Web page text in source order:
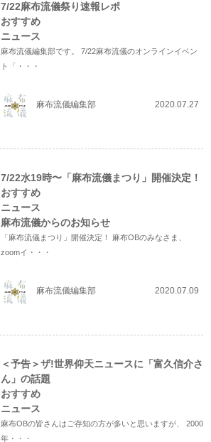
7/22麻布流儀祭り速報レポ
おすすめ
ニュース
麻布流儀編集部です。 7/22麻布流儀のオンラインイベン
ト「・・・
麻布流儀編集部 2020.07.27
7/22水19時〜「麻布流儀まつり」開催決定！
おすすめ
ニュース
麻布流儀からのお知らせ
「麻布流儀まつり」開催決定！ 麻布OBのみなさま、
zoomイ・・・
麻布流儀編集部 2020.07.09
＜予告＞ザ!世界仰天ニュースに「富久信介さ
ん」の話題
おすすめ
ニュース
麻布OBの皆さんはご存知の方が多いと思いますが、 2000
年・・・